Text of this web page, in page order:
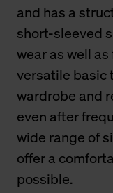
and has a
short-sleeved
wear as well
versatile basic
wardrobe and
even after
wide range of
offer a
possible.